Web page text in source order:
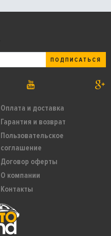
Оплата и доставка
Гарантия и возврат
Пользовательское
соглашение
Договор оферты
О компании
Контакты
ПОДПИСАТЬСЯ